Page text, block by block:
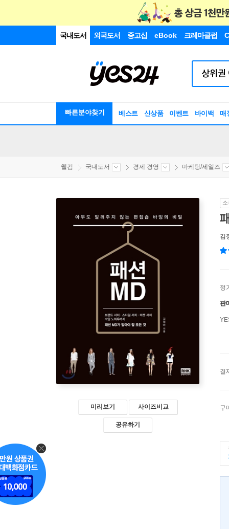
국내도서 외국도서 중고샵 eBook 크레마클럽
빠른분야찾기 베스트 신상품 이벤트 바이백 매
웰컴 국내도서 경제 경영 마케팅/세일즈
미리보기 사이즈비교
공유하기
김
정
판
결
구